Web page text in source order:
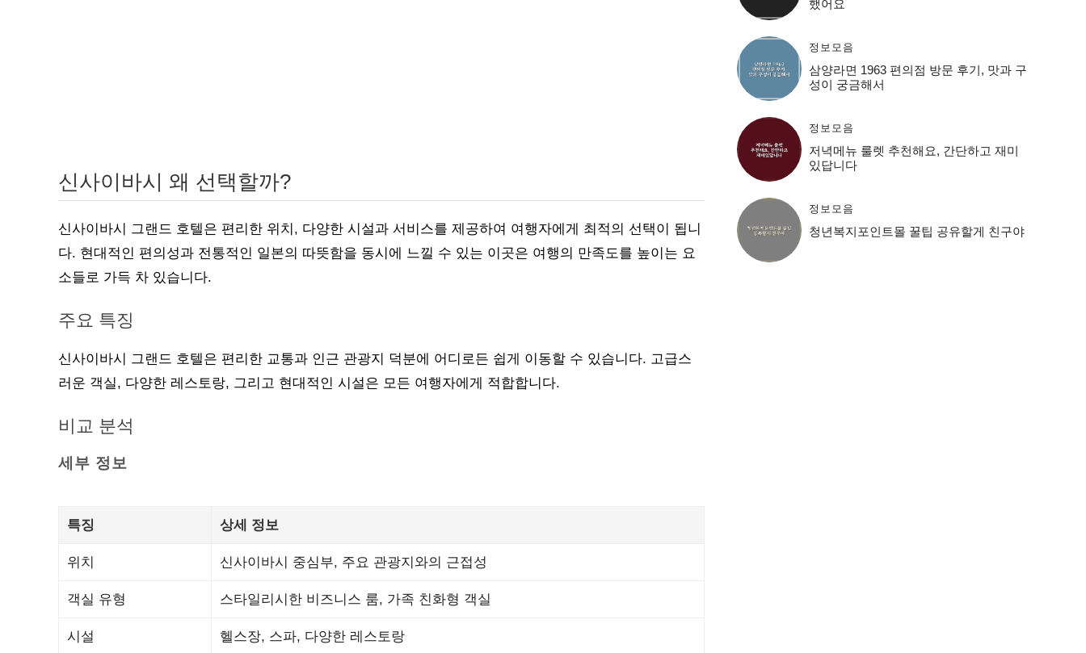
신사이바시 왜 선택할까?
신사이바시 그랜드 호텔은 편리한 위치, 다양한 시설과 서비스를 제공하여 여행자에게 최적의 선택이 됩니
다. 현대적인 편의성과 전통적인 일본의 따뜻함을 동시에 느낄 수 있는 이곳은 여행의 만족도를 높이는 요
소들로 가득 차 있습니다.
주요 특징
신사이바시 그랜드 호텔은 편리한 교통과 인근 관광지 덕분에 어디로든 쉽게 이동할 수 있습니다. 고급스
러운 객실, 다양한 레스토랑, 그리고 현대적인 시설은 모든 여행자에게 적합합니다.
비교 분석
세부 정보
특징 상세 정보
위치 신사이바시 중심부, 주요 관광지와의 근접성
객실 유형 스타일리시한 비즈니스 룸, 가족 친화형 객실
시설 헬스장, 스파, 다양한 레스토랑
했어요
정보모음
삼양라면 1963 편의점 방문 후기, 맛과 구
성이 궁금해서
정보모음
저녁메뉴 룰렛 추천해요, 간단하고 재미
있답니다
정보모음
청년복지포인트몰 꿀팁 공유할게 친구야